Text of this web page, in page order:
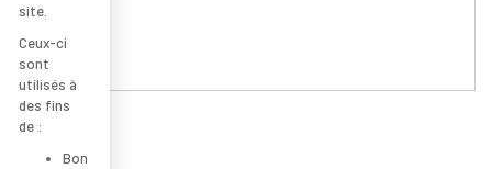
site.
Ceux-ci
sont
utilisés à
des fins
de :
Bon